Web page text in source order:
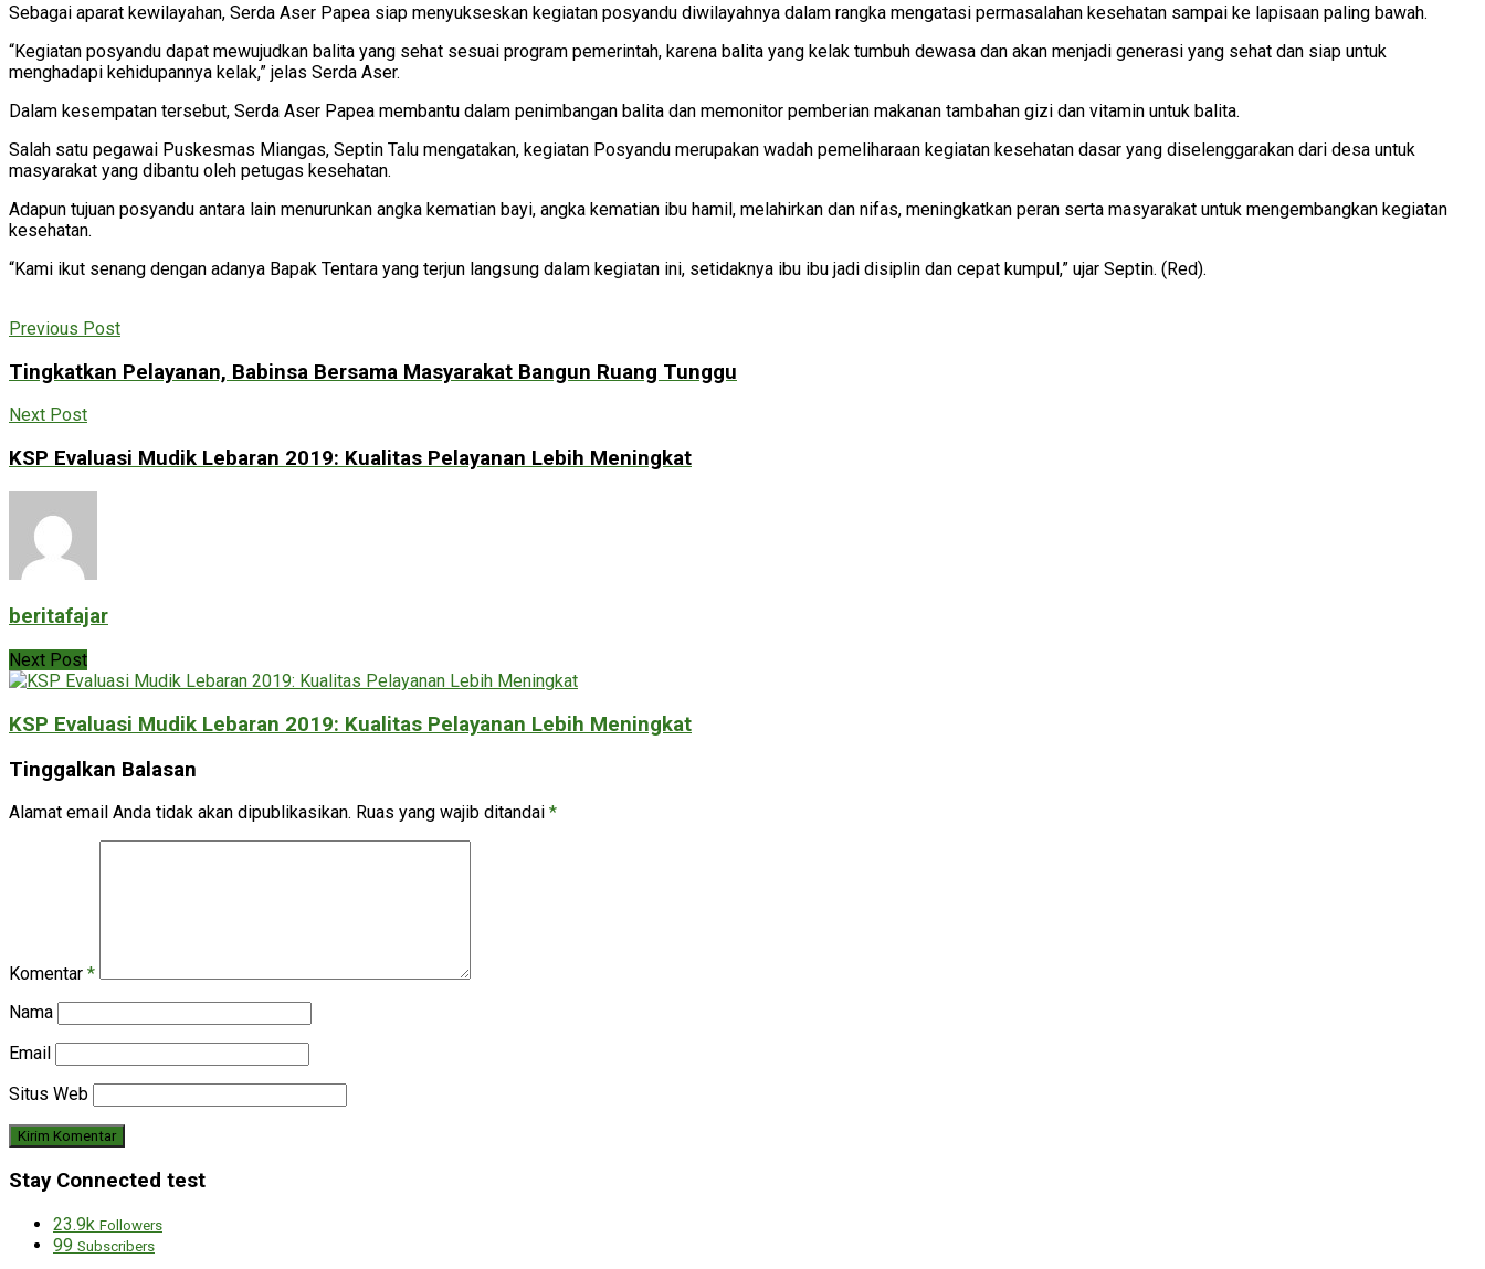
Sebagai aparat kewilayahan, Serda Aser Papea siap menyukseskan kegiatan posyandu diwilayahnya dalam rangka mengatasi permasalahan kesehatan sampai ke lapisaan paling bawah.
“Kegiatan posyandu dapat mewujudkan balita yang sehat sesuai program pemerintah, karena balita yang kelak tumbuh dewasa dan akan menjadi generasi yang sehat dan siap untuk
menghadapi kehidupannya kelak,” jelas Serda Aser.
Dalam kesempatan tersebut, Serda Aser Papea membantu dalam penimbangan balita dan memonitor pemberian makanan tambahan gizi dan vitamin untuk balita.
Salah satu pegawai Puskesmas Miangas, Septin Talu mengatakan, kegiatan Posyandu merupakan wadah pemeliharaan kegiatan kesehatan dasar yang diselenggarakan dari desa untuk
masyarakat yang dibantu oleh petugas kesehatan.
Adapun tujuan posyandu antara lain menurunkan angka kematian bayi, angka kematian ibu hamil, melahirkan dan nifas, meningkatkan peran serta masyarakat untuk mengembangkan kegiatan
kesehatan.
“Kami ikut senang dengan adanya Bapak Tentara yang terjun langsung dalam kegiatan ini, setidaknya ibu ibu jadi disiplin dan cepat kumpul,” ujar Septin. (Red).
Previous Post
Tingkatkan Pelayanan, Babinsa Bersama Masyarakat Bangun Ruang Tunggu
Next Post
KSP Evaluasi Mudik Lebaran 2019: Kualitas Pelayanan Lebih Meningkat
beritafajar
Next Post
KSP Evaluasi Mudik Lebaran 2019: Kualitas Pelayanan Lebih Meningkat
Tinggalkan Balasan
Alamat email Anda tidak akan dipublikasikan. Ruas yang wajib ditandai *
Komentar *
Nama
Email
Situs Web
Stay Connected test
23.9k Followers
99 Subscribers